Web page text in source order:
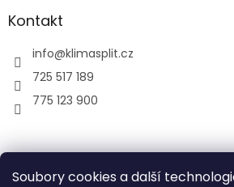
Soubory cookies a další
Kontakt
info@klimasplit.cz
725 517 189
775 123 900
air-cool